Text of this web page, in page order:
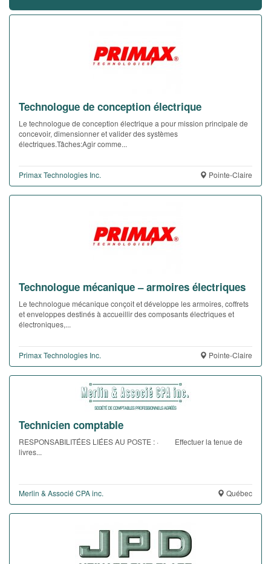
Technologue de conception électrique
Le technologue de conception électrique a pour mission principale de
concevoir, dimensionner et valider des systèmes
électriques.Tâches:Agir comme...
Primax Technologies Inc. Pointe-Claire
Technologue mécanique – armoires électriques
Le technologue mécanique conçoit et développe les armoires, coffrets
et enveloppes destinés à accueillir des composants électriques et
électroniques,...
Primax Technologies Inc. Pointe-Claire
Technicien comptable
RESPONSABILITÉES LIÉES AU POSTE : · Effectuer la tenue de
livres...
Merlin & Associé CPA inc. Québec